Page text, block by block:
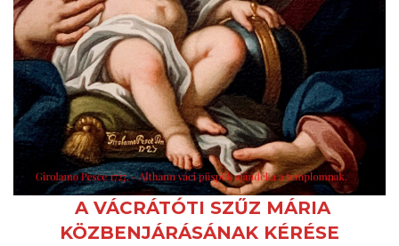
A VÁCRÁTÓTI SZŰZ MÁRIA
KÖZBENJÁRÁSÁNAK KÉRÉSE